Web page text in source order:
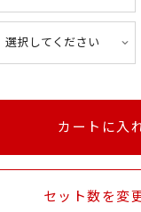
カートに入
セット数を変